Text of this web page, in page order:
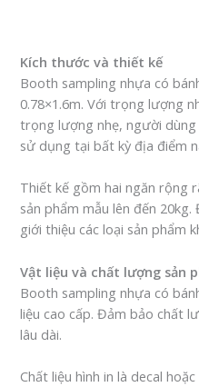
Kích thước và thiết kế
Booth sampling nhựa có
0.78×1.6m. Với trọng lượng
trọng lượng nhẹ, người
sử dụng tại bất kỳ địa điểm
Thiết kế gồm hai ngăn rộng
sản phẩm mẫu lên đến
giới thiệu các loại sản phẩm
Vật liệu và chất lượng sản
Booth sampling nhựa có
liệu cao cấp. Đảm bảo chất
lâu dài.
Chất liệu hình in là decal